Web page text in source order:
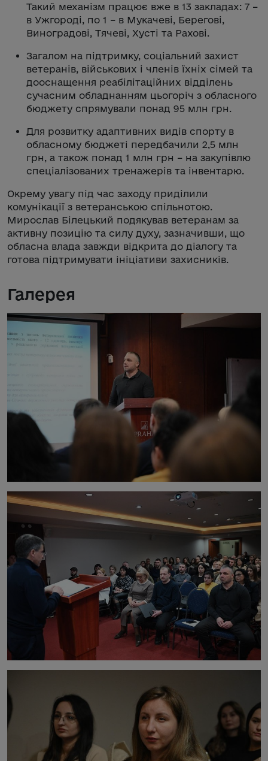
Такий механізм працює вже в 13 закладах: 7 –
в Ужгороді, по 1 – в Мукачеві, Берегові,
Виноградові, Тячеві, Хусті та Рахові.
Загалом на підтримку, соціальний захист
ветеранів, військових і членів їхніх сімей та
дооснащення реабілітаційних відділень
сучасним обладнанням цьогоріч з обласного
бюджету спрямували понад 95 млн грн.
Для розвитку адаптивних видів спорту в
обласному бюджеті передбачили 2,5 млн
грн, а також понад 1 млн грн – на закупівлю
спеціалізованих тренажерів та інвентарю.
Окрему увагу під час заходу приділили
комунікації з ветеранською спільнотою.
Мирослав Білецький подякував ветеранам за
активну позицію та силу духу, зазначивши, що
обласна влада завжди відкрита до діалогу та
готова підтримувати ініціативи захисників.
Галерея